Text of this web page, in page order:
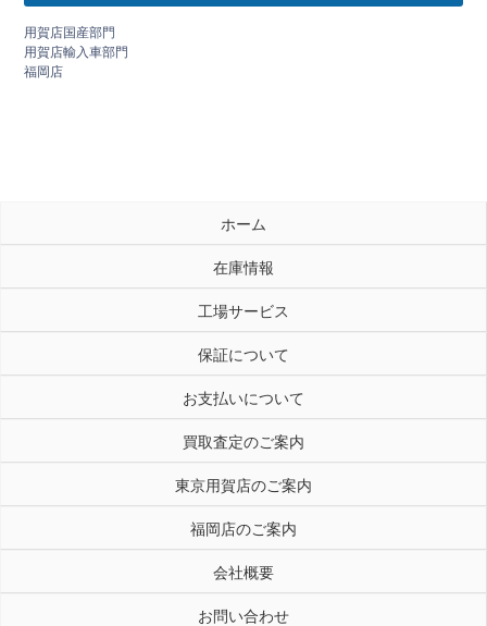
用賀店国産部門
用賀店輸入車部門
福岡店
ホーム
在庫情報
工場サービス
保証について
お支払いについて
買取査定のご案内
東京用賀店のご案内
福岡店のご案内
会社概要
お問い合わせ